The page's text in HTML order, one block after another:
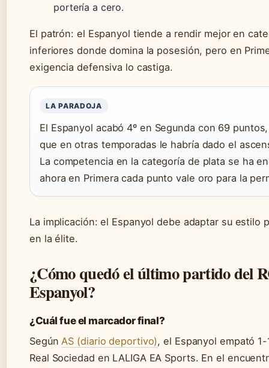
portería a cero.
El patrón: el Espanyol tiende a rendir mejor en
inferiores donde domina la posesión, pero en
exigencia defensiva lo castiga.
LA PARADOJA
El Espanyol acabó 4º en Segunda con 69
que en otras temporadas le habría dado el
La competencia en la categoría de plata se ha
ahora en Primera cada punto vale oro para la
La implicación: el Espanyol debe adaptar su estilo
en la élite.
¿Cómo quedó el último partido del
Espanyol?
¿Cuál fue el marcador final?
SegúnAS (diario deportivo), el Espanyol empató
Real Sociedad en LALIGA EA Sports. En el